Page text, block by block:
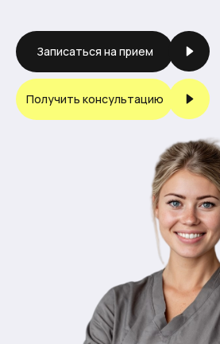
Записаться на прием
Получить консультацию